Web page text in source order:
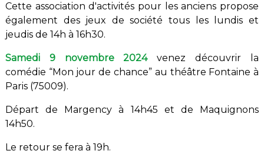
Cette association d'activités pour les anciens propose
également des jeux de société tous les lundis et
jeudis de 14h à 16h30.
Samedi 9 novembre 2024venez découvrir la
comédie “Mon jour de chance” au théâtre Fontaine à
Paris (75009).
Départ de Margency à 14h45 et de
Maquignons
14h50.
Le retour se fera à 19h.